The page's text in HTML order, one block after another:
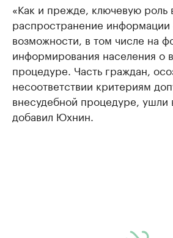
«Как и прежде, ключевую роль
распространение информации
возможности, в том числе на
информирования населения о
процедуре. Часть граждан,
несоответствии критериям
внесудебной процедуре,
добавил Юхнин.